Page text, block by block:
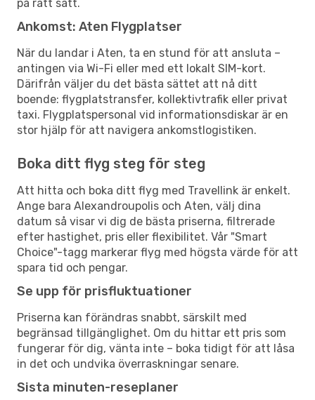
på rätt sätt.
Ankomst: Aten Flygplatser
När du landar i Aten, ta en stund för att ansluta –
antingen via Wi-Fi eller med ett lokalt SIM-kort.
Därifrån väljer du det bästa sättet att nå ditt
boende: flygplatstransfer, kollektivtrafik eller privat
taxi. Flygplatspersonal vid informationsdiskar är en
stor hjälp för att navigera ankomstlogistiken.
Boka ditt flyg steg för steg
Att hitta och boka ditt flyg med Travellink är enkelt.
Ange bara Alexandroupolis och Aten, välj dina
datum så visar vi dig de bästa priserna, filtrerade
efter hastighet, pris eller flexibilitet. Vår "Smart
Choice"-tagg markerar flyg med högsta värde för att
spara tid och pengar.
Se upp för prisfluktuationer
Priserna kan förändras snabbt, särskilt med
begränsad tillgänglighet. Om du hittar ett pris som
fungerar för dig, vänta inte – boka tidigt för att låsa
in det och undvika överraskningar senare.
Sista minuten-reseplaner